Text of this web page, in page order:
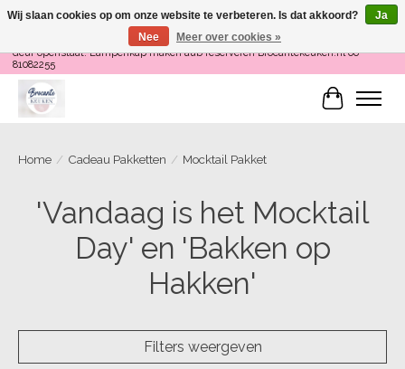
Loop binnen om Servies te Schilderen op do en zaterdag 12-16 uur of als de
deur openstaat! Lampenkap maken aub reserveren Brocantekeuken.nl 06
81082255
Home / Cadeau Pakketten / Mocktail Pakket
'Vandaag is het Mocktail
Day' en 'Bakken op
Hakken'
Filters weergeven
Wij slaan cookies op om onze website te verbeteren. Is dat akkoord?
Ja
Nee
Meer over cookies »